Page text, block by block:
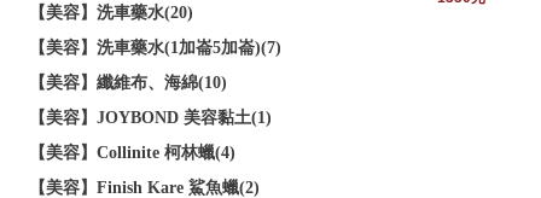
【美容】洗車藥水(20)
【美容】洗車藥水(1加崙5加崙)(7)
【美容】纖維布、海綿(10)
【美容】JOYBOND 美容黏土(1)
【美容】Collinite 柯林蠟(4)
【美容】Finish Kare 鯊魚蠟(2)